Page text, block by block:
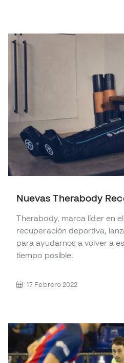
Nuevas Therabody
Therabody, marca líder en
recuperación deportiva,
para ayudarnos a volver a
tiempo posible.
17 Febrero 2022